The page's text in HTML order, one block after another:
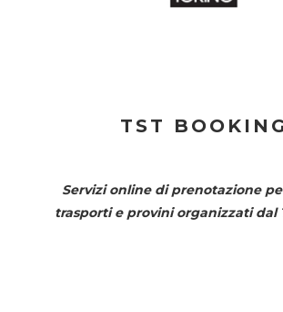
TST
Servizi online di prenotazione
trasporti e provini organizzati dal